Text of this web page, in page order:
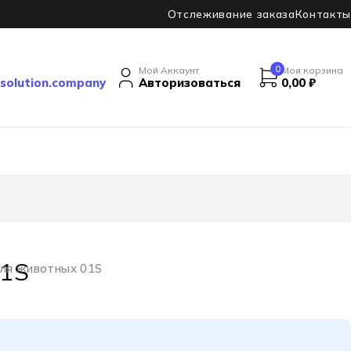
Отслеживание заказаКонтакты
Мой Аккаунт
Авторизоваться
0 Моя корзина
0,00 ₽
животных 01S